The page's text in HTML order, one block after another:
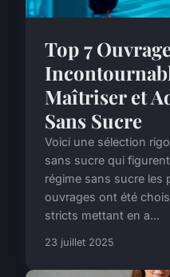
Top 7
Maîtriser et
Sans Sucre
Voici une sélection
sans sucre qui
régime sans sucre les
ouvrages ont été
stricts mettant en a...
23 juillet 2025